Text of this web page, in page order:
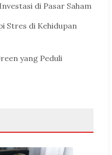
di Pasar Saham
Stres di Kehidupan
yang Peduli